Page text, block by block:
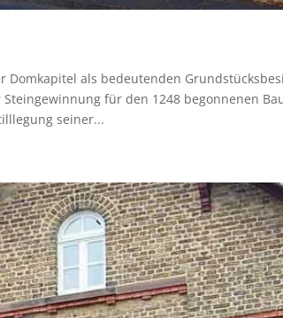
als bedeutenden
für den 1248 begonnenen
seiner...